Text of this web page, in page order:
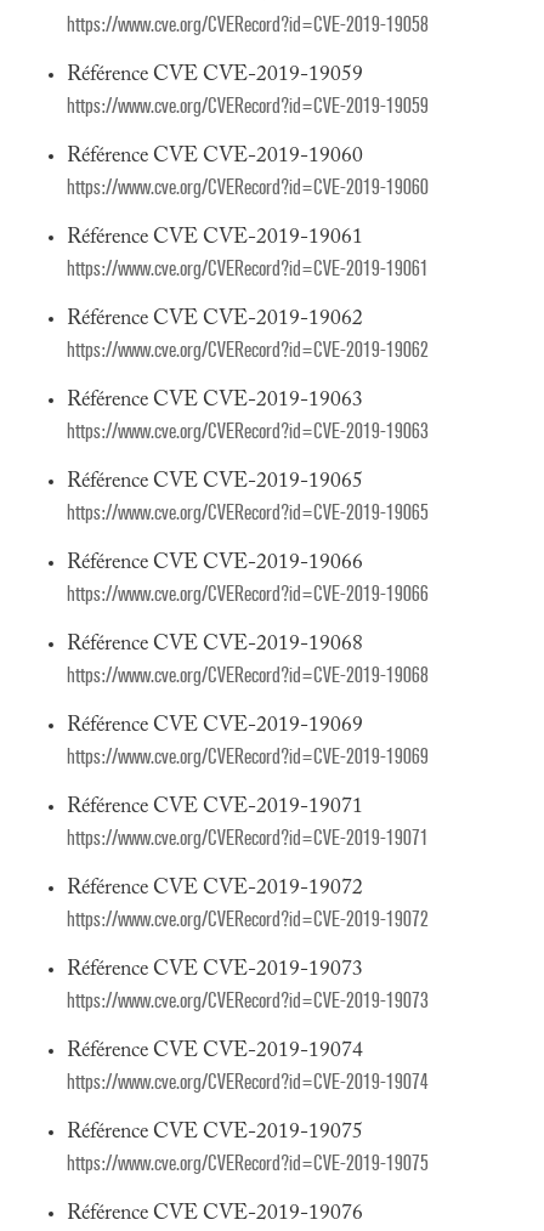
https://www.cve.org/CVERecord?id=CVE-2019-19058
Référence CVE CVE-2019-19059
https://www.cve.org/CVERecord?id=CVE-2019-19059
Référence CVE CVE-2019-19060
https://www.cve.org/CVERecord?id=CVE-2019-19060
Référence CVE CVE-2019-19061
https://www.cve.org/CVERecord?id=CVE-2019-19061
Référence CVE CVE-2019-19062
https://www.cve.org/CVERecord?id=CVE-2019-19062
Référence CVE CVE-2019-19063
https://www.cve.org/CVERecord?id=CVE-2019-19063
Référence CVE CVE-2019-19065
https://www.cve.org/CVERecord?id=CVE-2019-19065
Référence CVE CVE-2019-19066
https://www.cve.org/CVERecord?id=CVE-2019-19066
Référence CVE CVE-2019-19068
https://www.cve.org/CVERecord?id=CVE-2019-19068
Référence CVE CVE-2019-19069
https://www.cve.org/CVERecord?id=CVE-2019-19069
Référence CVE CVE-2019-19071
https://www.cve.org/CVERecord?id=CVE-2019-19071
Référence CVE CVE-2019-19072
https://www.cve.org/CVERecord?id=CVE-2019-19072
Référence CVE CVE-2019-19073
https://www.cve.org/CVERecord?id=CVE-2019-19073
Référence CVE CVE-2019-19074
https://www.cve.org/CVERecord?id=CVE-2019-19074
Référence CVE CVE-2019-19075
https://www.cve.org/CVERecord?id=CVE-2019-19075
Référence CVE CVE-2019-19076